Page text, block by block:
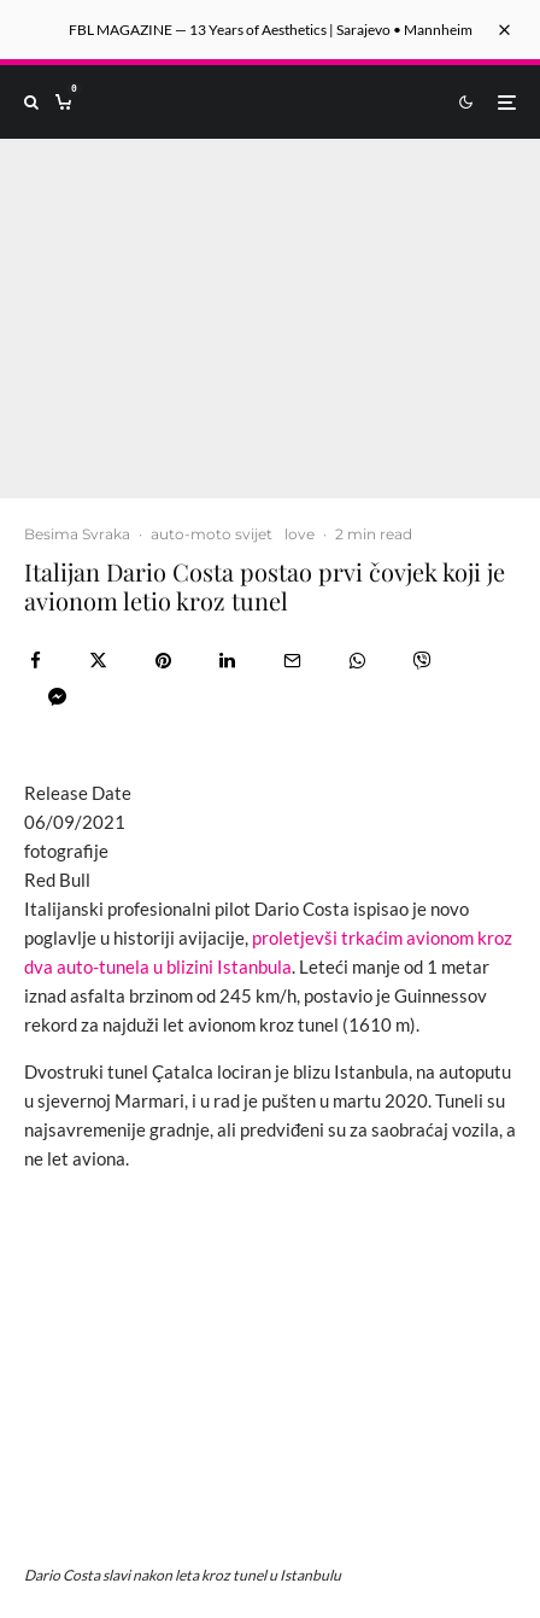
FBL MAGAZINE — 13 Years of Aesthetics | Sarajevo • Mannheim
0
Besima Svraka · auto-moto svijet love · 2 min read
Italijan Dario Costa postao prvi čovjek koji je
avionom letio kroz tunel
Release Date
06/09/2021
fotografije
Red Bull
Italijanski profesionalni pilot Dario Costa ispisao je novo
poglavlje u historiji avijacije, proletjevši trkaćim avionom kroz
dva auto-tunela u blizini Istanbula. Leteći manje od 1 metar
iznad asfalta brzinom od 245 km/h, postavio je Guinnessov
rekord za najduži let avionom kroz tunel (1610 m).
Dvostruki tunel Çatalca lociran je blizu Istanbula, na autoputu
u sjevernoj Marmari, i u rad je pušten u martu 2020. Tuneli su
najsavremenije gradnje, ali predviđeni su za saobraćaj vozila, a
ne let aviona.
Dario Costa slavi nakon leta kroz tunel u Istanbulu